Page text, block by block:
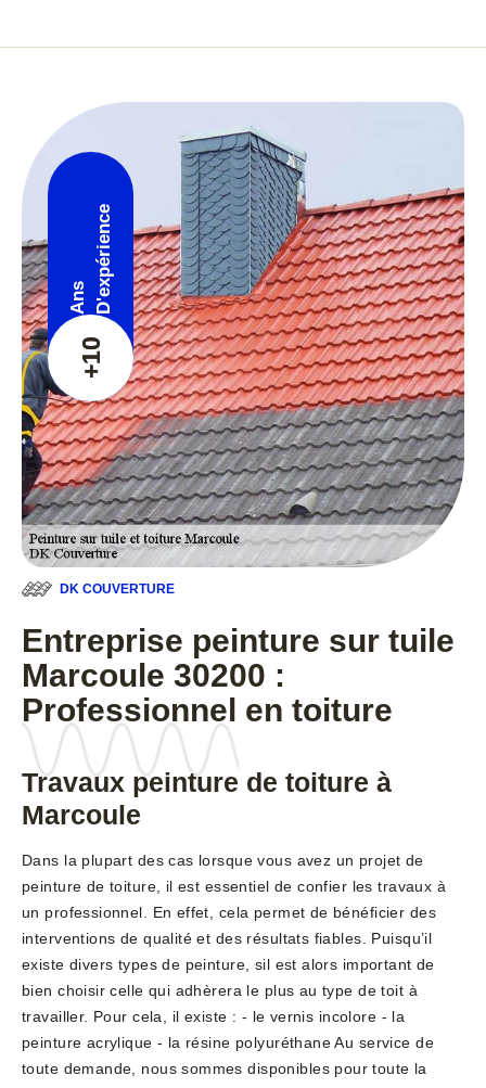
+10
Ans D'expérience
DK COUVERTURE
Entreprise peinture sur tuile
Marcoule 30200 :
Professionnel en toiture
Travaux peinture de toiture à
Marcoule
Dans la plupart des cas lorsque vous avez un projet de
peinture de toiture, il est essentiel de confier les travaux à
un professionnel. En effet, cela permet de bénéficier des
interventions de qualité et des résultats fiables. Puisqu’il
existe divers types de peinture, sil est alors important de
bien choisir celle qui adhèrera le plus au type de toit à
travailler. Pour cela, il existe : - le vernis incolore - la
peinture acrylique - la résine polyuréthane Au service de
toute demande, nous sommes disponibles pour toute la